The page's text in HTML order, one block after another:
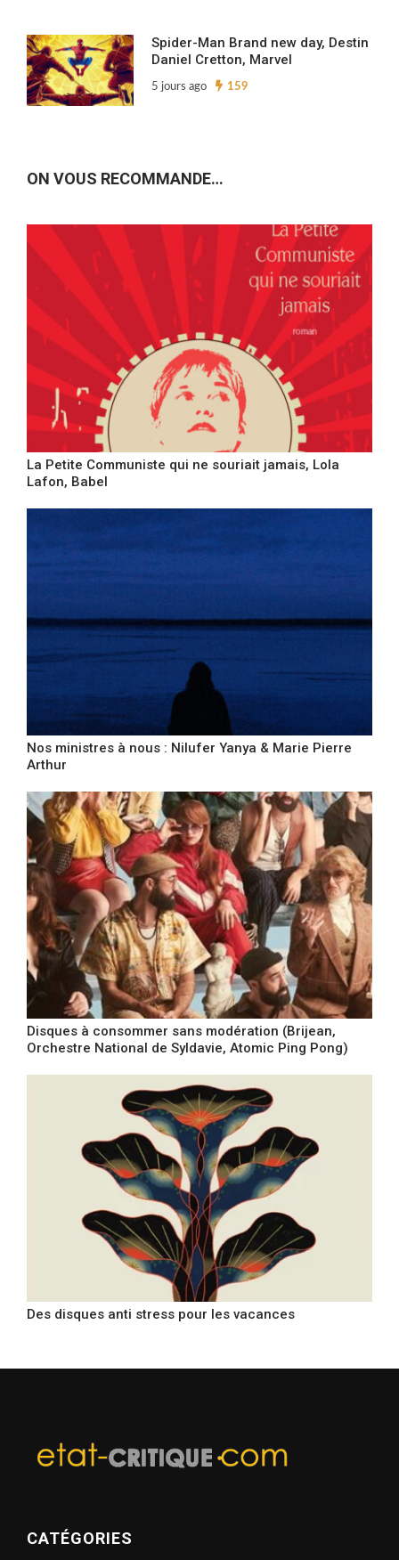
Spider-Man Brand new day, Destin
Daniel Cretton, Marvel
5 jours ago 159
ON VOUS RECOMMANDE…
La Petite Communiste qui ne souriait jamais, Lola
Lafon, Babel
Nos ministres à nous : Nilufer Yanya & Marie Pierre
Arthur
Disques à consommer sans modération (Brijean,
Orchestre National de Syldavie, Atomic Ping Pong)
Des disques anti stress pour les vacances
CATÉGORIES